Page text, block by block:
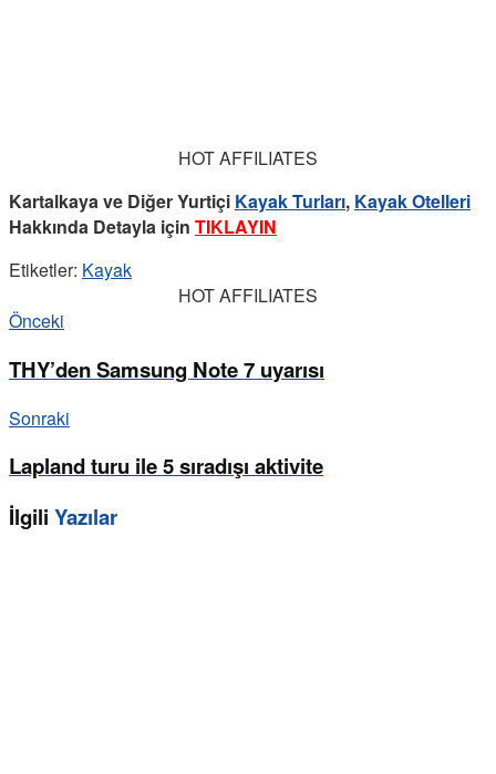
HOT AFFILIATES
Kartalkaya ve Diğer Yurtiçi Kayak Turları, Kayak Otelleri
Hakkında Detayla için TIKLAYIN
Etiketler: Kayak
HOT AFFILIATES
Önceki
THY’den Samsung Note 7 uyarısı
Sonraki
Lapland turu ile 5 sıradışı aktivite
İlgili Yazılar